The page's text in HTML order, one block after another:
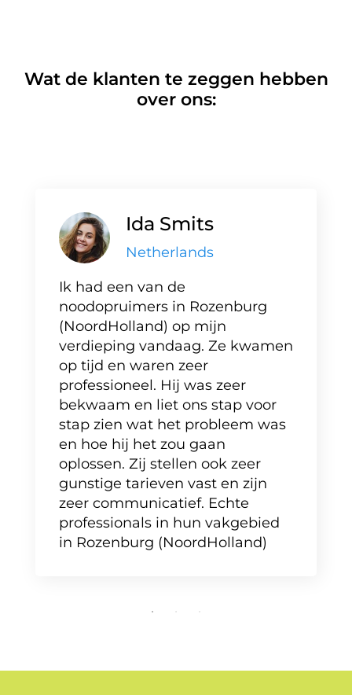
Wat de klanten te zeggen hebben
over ons:
Ida Smits
Netherlands
Ik had een van de
noodopruimers in Rozenburg
(NoordHolland) op mijn
verdieping vandaag. Ze kwamen
op tijd en waren zeer
professioneel. Hij was zeer
bekwaam en liet ons stap voor
stap zien wat het probleem was
en hoe hij het zou gaan
oplossen. Zij stellen ook zeer
gunstige tarieven vast en zijn
zeer communicatief. Echte
professionals in hun vakgebied
in Rozenburg (NoordHolland)